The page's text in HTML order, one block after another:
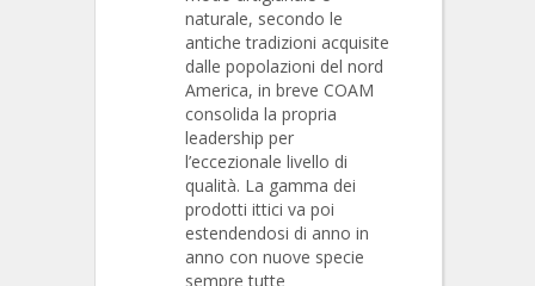
naturale, secondo le
antiche tradizioni acquisite
dalle popolazioni del nord
America, in breve COAM
consolida la propria
leadership per
l’eccezionale livello di
qualità. La gamma dei
prodotti ittici va poi
estendendosi di anno in
anno con nuove specie
sempre tutte